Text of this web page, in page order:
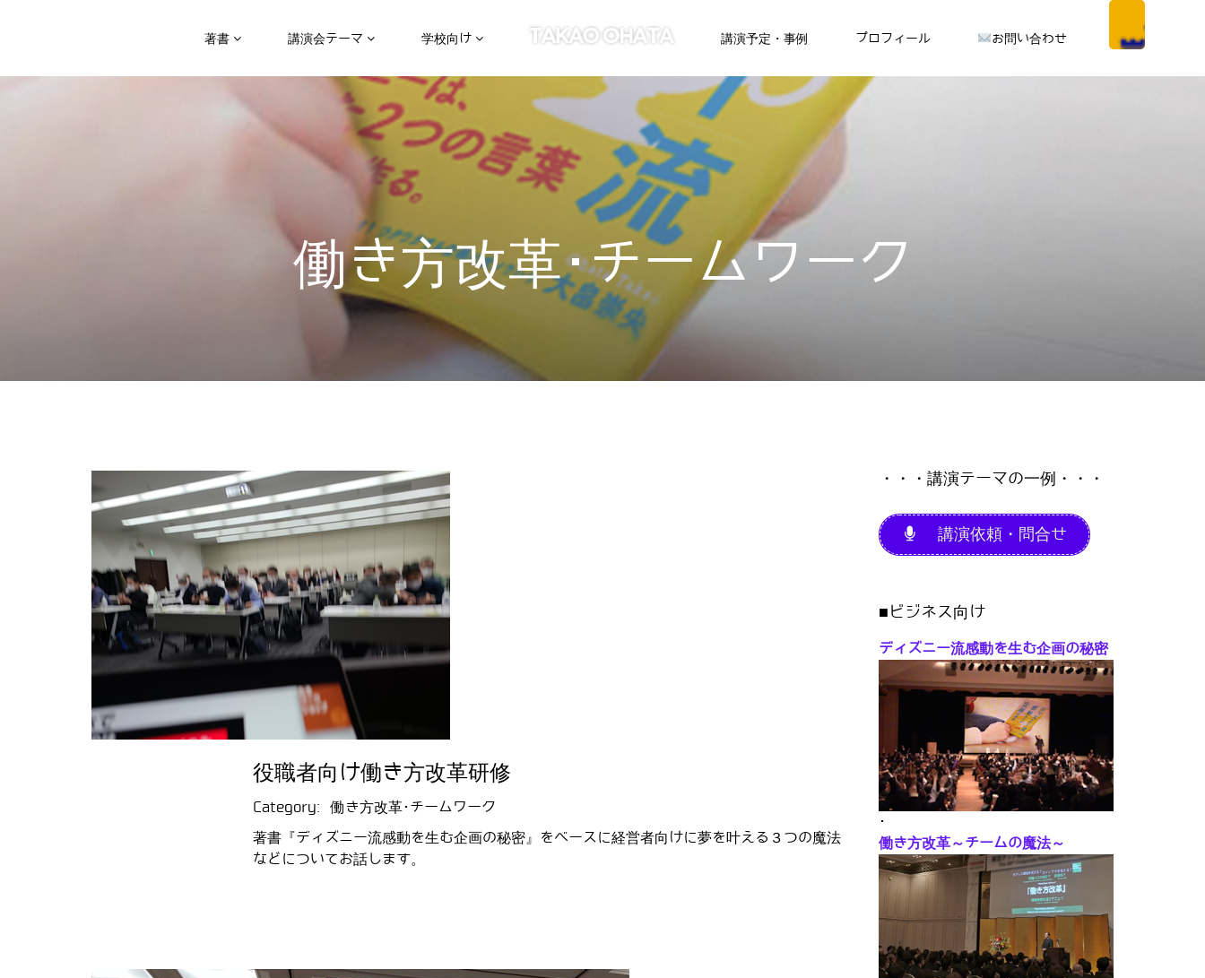
著書 講演会テーマ 学校向け 講演予定・事例 プロフィール お問い合わせ
働き方改革･チームワーク
役職者向け働き方改革研修
Category:働き方改革･チームワーク
著書『ディズニー流感動を生む企画の秘密』をベースに経営者向けに夢を叶える３つの魔法
などについてお話します。
・・・講演テーマの一例・・・
講演依頼・問合せ
■ビジネス向け
ディズニー流感動を生む企画の秘密
･
働き方改革～チームの魔法～